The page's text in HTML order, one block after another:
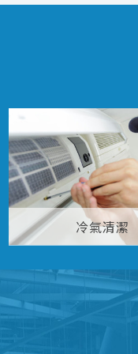
冷氣清潔